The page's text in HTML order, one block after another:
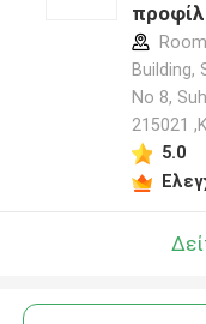
Building,
No 8,
215021
5.0